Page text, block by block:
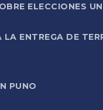
ELECCIONES
ENTREGA DE
PUNO